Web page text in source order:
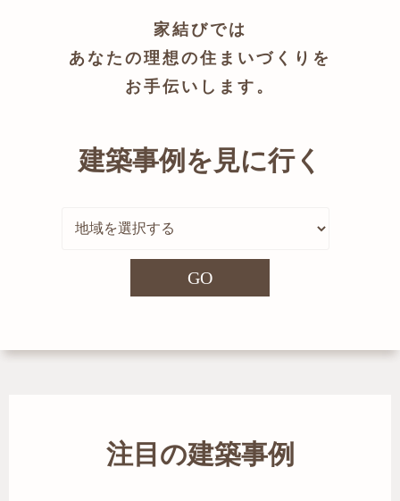
家結びでは
あなたの理想の住まいづくりを
お手伝いします。
建築事例を見に行く
GO
注目の建築事例